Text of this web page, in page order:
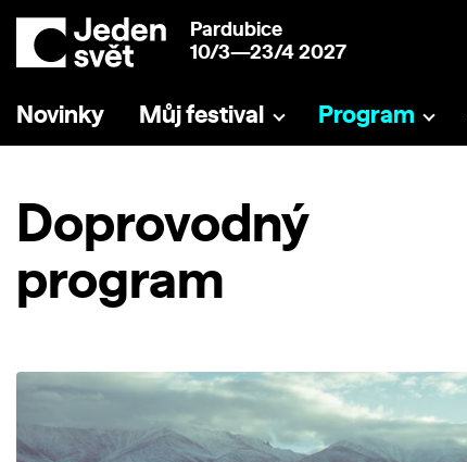
Pardubice
10/3—23/4 2027
Novinky Můj festival Program
Doprovodný
program